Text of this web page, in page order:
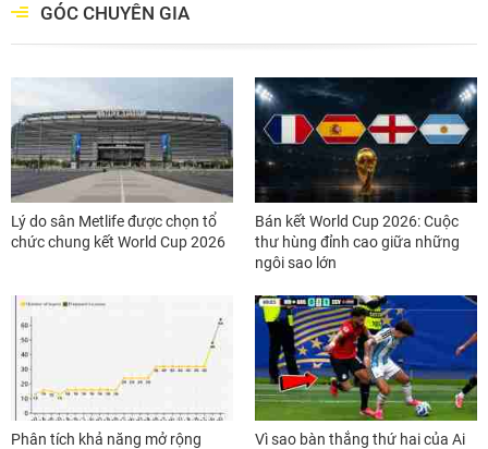
GÓC CHUYÊN GIA
Lý do sân Metlife được chọn tổ
chức chung kết World Cup 2026
Bán kết World Cup 2026: Cuộc
thư hùng đỉnh cao giữa những
ngôi sao lớn
Phân tích khả năng mở rộng
Vì sao bàn thắng thứ hai của Ai